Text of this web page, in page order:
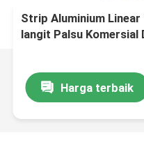
Strip Aluminium
langit Palsu Komersial
Harga terbaik